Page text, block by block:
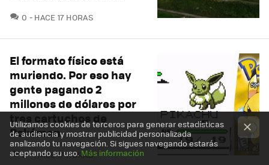
0 COMENTARIOS
HACE 17 HORAS
El formato físico está
muriendo. Por eso hay
gente pagando 2
millones de dólares por
tres cartuchos de
Pokémon
0COMENTARIOS
HACE 17 HORAS
Utilizamos cookies de terceros para generar estadísticas
de audiencia y mostrar publicidad personalizada
analizando tu navegación. Si sigues navegando estarás
aceptando su uso. Más información